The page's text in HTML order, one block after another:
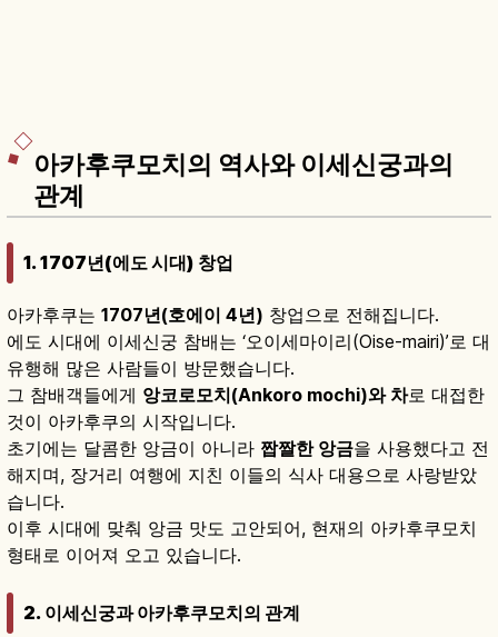
아카후쿠모치의 역사와 이세신궁과의
관계
1. 1707년(에도 시대) 창업
아카후쿠는 1707년(호에이 4년) 창업으로 전해집니다.
에도 시대에 이세신궁 참배는 ‘오이세마이리(Oise-mairi)’로 대
유행해 많은 사람들이 방문했습니다.
그 참배객들에게 앙코로모치(Ankoro mochi)와 차로 대접한
것이 아카후쿠의 시작입니다.
초기에는 달콤한 앙금이 아니라 짭짤한 앙금을 사용했다고 전
해지며, 장거리 여행에 지친 이들의 식사 대용으로 사랑받았
습니다.
이후 시대에 맞춰 앙금 맛도 고안되어, 현재의 아카후쿠모치
형태로 이어져 오고 있습니다.
2. 이세신궁과 아카후쿠모치의 관계